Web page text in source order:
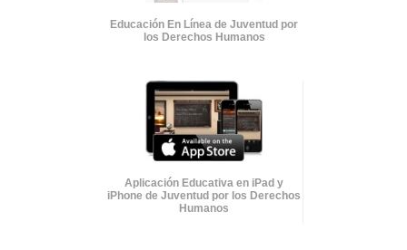
Educación En Línea de Juventud por
los Derechos Humanos
Aplicación Educativa en iPad y
iPhone de Juventud por los Derechos
Humanos